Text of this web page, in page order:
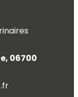
06700